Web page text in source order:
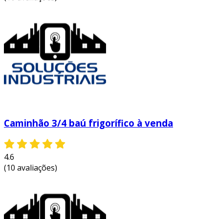
assegurando que cheguem intactos ao seu
danos e substituições.
Caminhão 3/4 baú frigorífico à venda
4.6
(10 avaliações)